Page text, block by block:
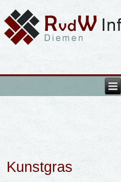
Kunstgras